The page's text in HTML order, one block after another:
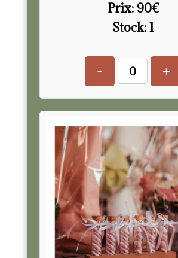
Prix: 90€
Stock:1
- +